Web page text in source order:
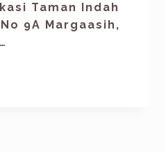
Taman Indah
9A Margaasih,